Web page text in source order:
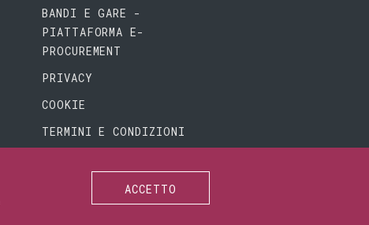
BANDI E GARE -
PIATTAFORMA E-
PROCUREMENT
PRIVACY
COOKIE
TERMINI E CONDIZIONI
ACCETTO